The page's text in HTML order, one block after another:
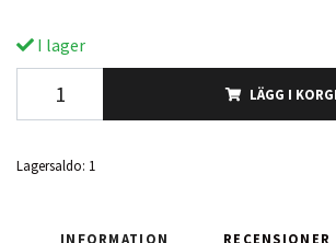
I lager
LÄGG I
Lagersaldo: 1
INFORMATION RECENSIONER